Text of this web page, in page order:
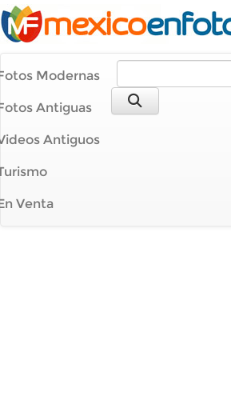
Modernas
Antiguas
Antiguos
Venta